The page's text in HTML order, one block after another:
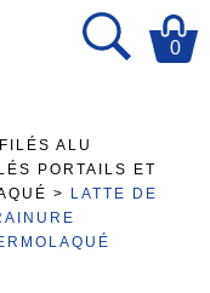
0
ALU
PORTAILS ET
>
LATTE DE